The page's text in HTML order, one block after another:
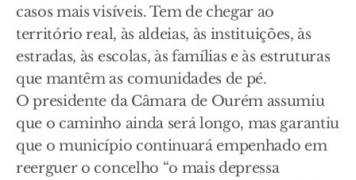
casos mais visíveis. Tem de chegar ao
território real, às aldeias, às instituições, às
estradas, às escolas, às famílias e às estruturas
que mantêm as comunidades de pé.
O presidente da Câmara de Ourém assumiu
que o caminho ainda será longo, mas garantiu
que o município continuará empenhado em
reerguer o concelho “o mais depressa